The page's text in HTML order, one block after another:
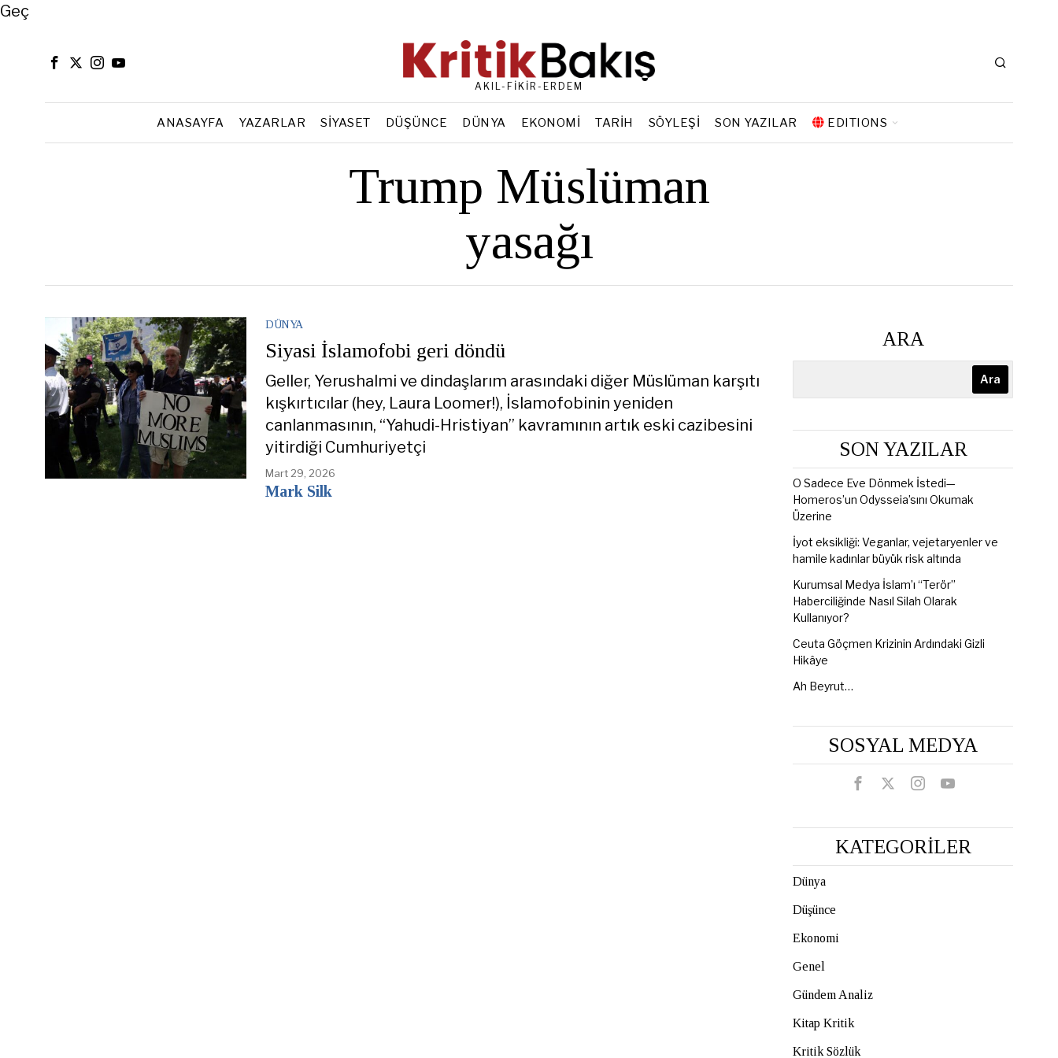
Close
Geç
AKIL-FİKİR-ERDEM
ANASAYFA YAZARLAR SIYASET DÜŞÜNCE DÜNYA EKONOMI TARIH SÖYLEŞI SON YAZILAR EDITIONS
Trump Müslüman
yasağı
DÜNYA
Siyasi İslamofobi geri döndü
Geller, Yerushalmi ve dindaşlarım arasındaki diğer Müslüman karşıtı
kışkırtıcılar (hey, Laura Loomer!), İslamofobinin yeniden
canlanmasının, “Yahudi-Hristiyan” kavramının artık eski cazibesini
yitirdiği Cumhuriyetçi
Mart 29, 2026
Mark Silk
ARA
Ara
SON YAZILAR
O Sadece Eve Dönmek İstedi—
Homeros’un Odysseia’sını Okumak
Üzerine
İyot eksikliği: Veganlar, vejetaryenler ve
hamile kadınlar büyük risk altında
Kurumsal Medya İslam’ı “Terör”
Haberciliğinde Nasıl Silah Olarak
Kullanıyor?
Ceuta Göçmen Krizinin Ardındaki Gizli
Hikâye
Ah Beyrut…
SOSYAL MEDYA
KATEGORİLER
Dünya
Düşünce
Ekonomi
Genel
Gündem Analiz
Kitap Kritik
Kritik Sözlük